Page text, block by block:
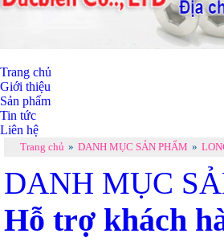
Trang chủ
Giới thiệu
Sản phẩm
Tin tức
Liên hệ
Trang chủ » DANH MỤC SẢN PHẨM »
DANH MỤC
Hỗ trợ khách